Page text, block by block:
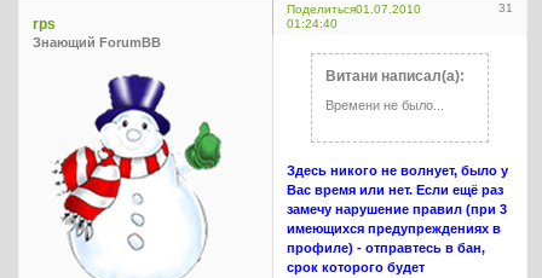
Поделиться 31
01.07.2010
01:24:40
rps
Знающий ForumBB
Витани написал(а):
Времени не было...
Здесь никого не волнует, было у
Вас время или нет. Если ещё раз
замечу нарушение правил (при 3
имеющихся предупреждениях в
профиле) - отправтесь в бан,
срок которого будет